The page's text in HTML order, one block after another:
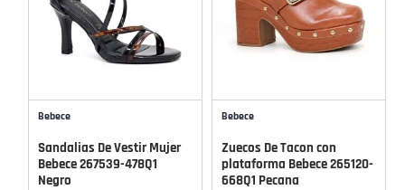
Bebece
Sandalias De Vestir Mujer
Bebece 267539-478Q1
Negro
Bebece
Zuecos De Tacon con
plataforma Bebece 265120-
668Q1 Pecana